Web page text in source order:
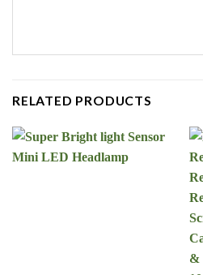
RELATED PRODUCTS